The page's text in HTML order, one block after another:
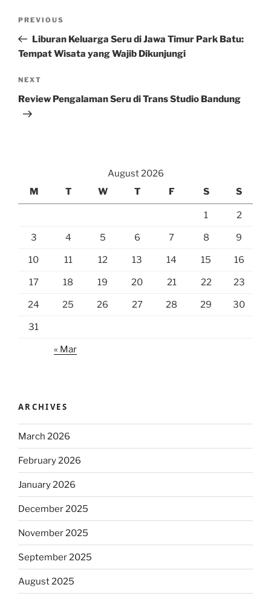
Previous
Post
PREVIOUS
Liburan Keluarga Seru di Jawa Timur Park Batu:
Tempat Wisata yang Wajib Dikunjungi
Next
Post
NEXT
Review Pengalaman Seru di Trans Studio Bandung
August 2026
M
T W T F S S
1 2
3 4 5 6 7 8 9
10 11 12 13 14 15 16
17 18 19 20 21 22 23
24 25 26 27 28 29 30
31
« Mar
ARCHIVES
March 2026
February 2026
January 2026
December 2025
November 2025
September 2025
August 2025